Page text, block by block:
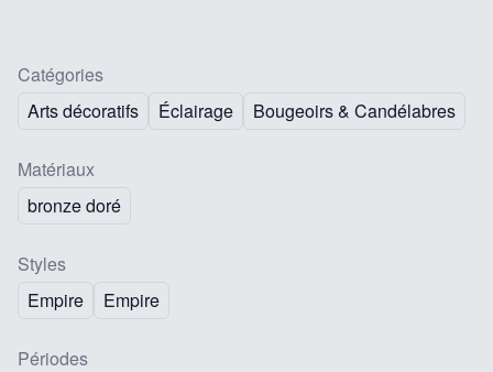
Catégories
Arts décoratifs
Éclairage Bougeoirs & Candélabres
Matériaux
bronze doré
Styles
Empire
Empire
Périodes